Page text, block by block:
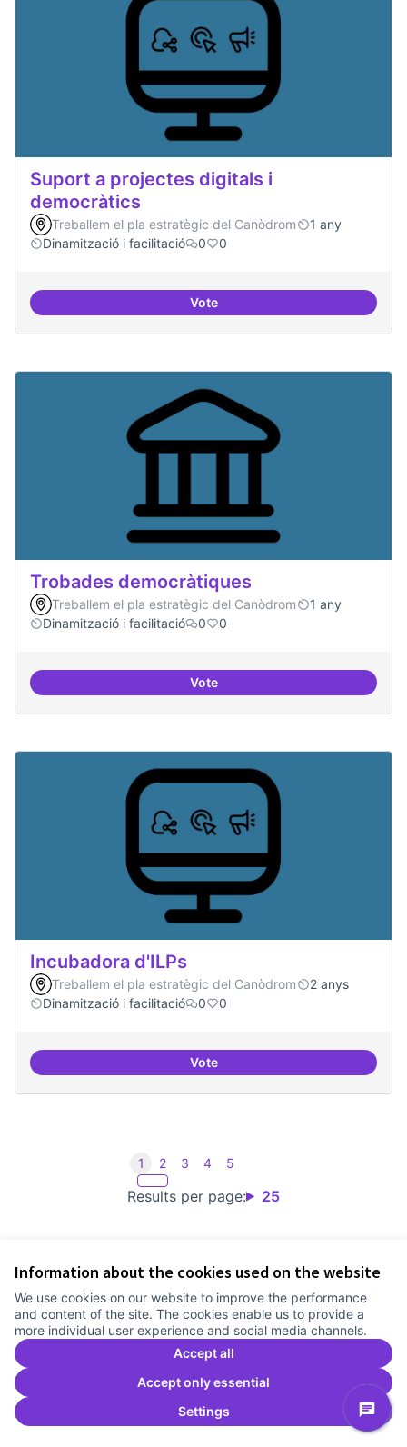
Information about the cookies used on the website
We use cookies on our website to improve the performance
and content of the site. The cookies enable us to provide a
more individual user experience and social media channels.
Accept all
Accept only essential
Settings
Suport a projectes digitals i
democràtics
Treballem el pla estratègic del Canòdrom
1 any
Dinamització i facilitació
0 0
VoteSuport a projectes digitals i
Trobades democràtiques
Treballem el pla estratègic del Canòdrom
1 any
Dinamització i facilitació
0 0
VoteTrobades democràtiques
Incubadora d'ILPs
Treballem el pla estratègic del Canòdrom
2 anys
Dinamització i facilitació
0 0
VoteIncubadora d'ILPs
Results per page: 25
1 2 3 4 5
Cookie settings
Comunitat Canòdrom at Facebook
(External link)
Comunitat Canòdrom at Instagram
(External link)
Comunitat Canòdrom at YouTube
(External link)
English
Triar la llengua Elegir el idiomaChoose language
(External link)
Website made with